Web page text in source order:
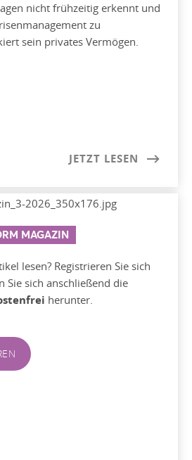
nicht frühzeitig erkennt und
zu
sein privates Vermögen.
JETZT LESEN
MAGAZIN
lesen? Registrieren Sie sich
Sie sich anschließend die
herunter.